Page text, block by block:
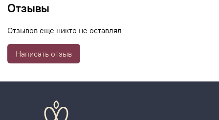
Отзывы
Отзывов еще никто не оставлял
Написать отзыв